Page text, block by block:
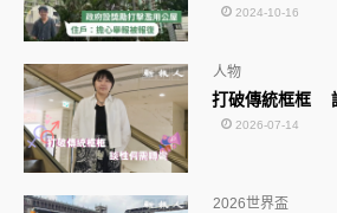
2024-10-16
打破傳統框框
人物
2026-07-14
2026世界盃